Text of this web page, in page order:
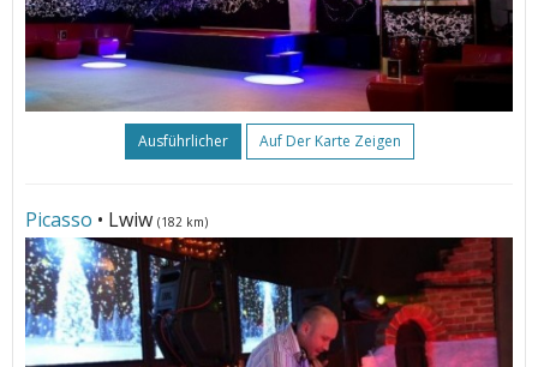
Ausführlicher Auf Der Karte Zeigen
Picasso • Lwiw (182 km)